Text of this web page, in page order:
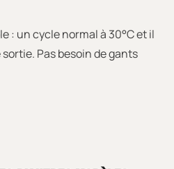
: un cycle normal à 30°C et il
Pas besoin de gants